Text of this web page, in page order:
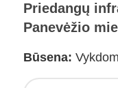
Priedangų
Panevėžio
Būsena: